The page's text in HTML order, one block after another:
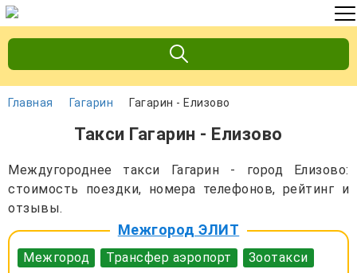
Главная Гагарин Гагарин - Елизово
Такси Гагарин - Елизово
Междугороднее такси Гагарин - город Елизово:
стоимость поездки, номера телефонов, рейтинг и
отзывы.
Межгород ЭЛИТ
Межгород Трансфер аэропорт Зоотакси